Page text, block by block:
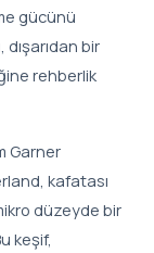
gücünü
bir
rehberlik
Garner
kafatası
düzeyde bir
keşif,